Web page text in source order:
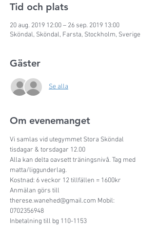
Tid och plats
20 aug. 2019 12:00 – 26 sep. 2019 13:00
Sköndal, Sköndal, Farsta, Stockholm, Sverige
Gäster
Se alla
Om evenemanget
Vi samlas vid utegymmet Stora Sköndal
tisdagar & torsdagar 12.00
Alla kan delta oavsett träningsnivå. Tag med
matta/liggunderlag.
Kostnad: 6 veckor 12 tillfällen = 1600kr
Anmälan görs till
therese.wanehed@gmail.com Mobil:
0702356948
Inbetalning till bg 110-1153